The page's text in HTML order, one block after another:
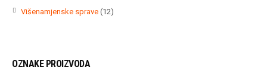
Višenamjenske sprave 1212
OZNAKE PROIZVODA